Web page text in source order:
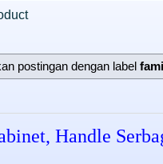
postingan dengan label
Handle